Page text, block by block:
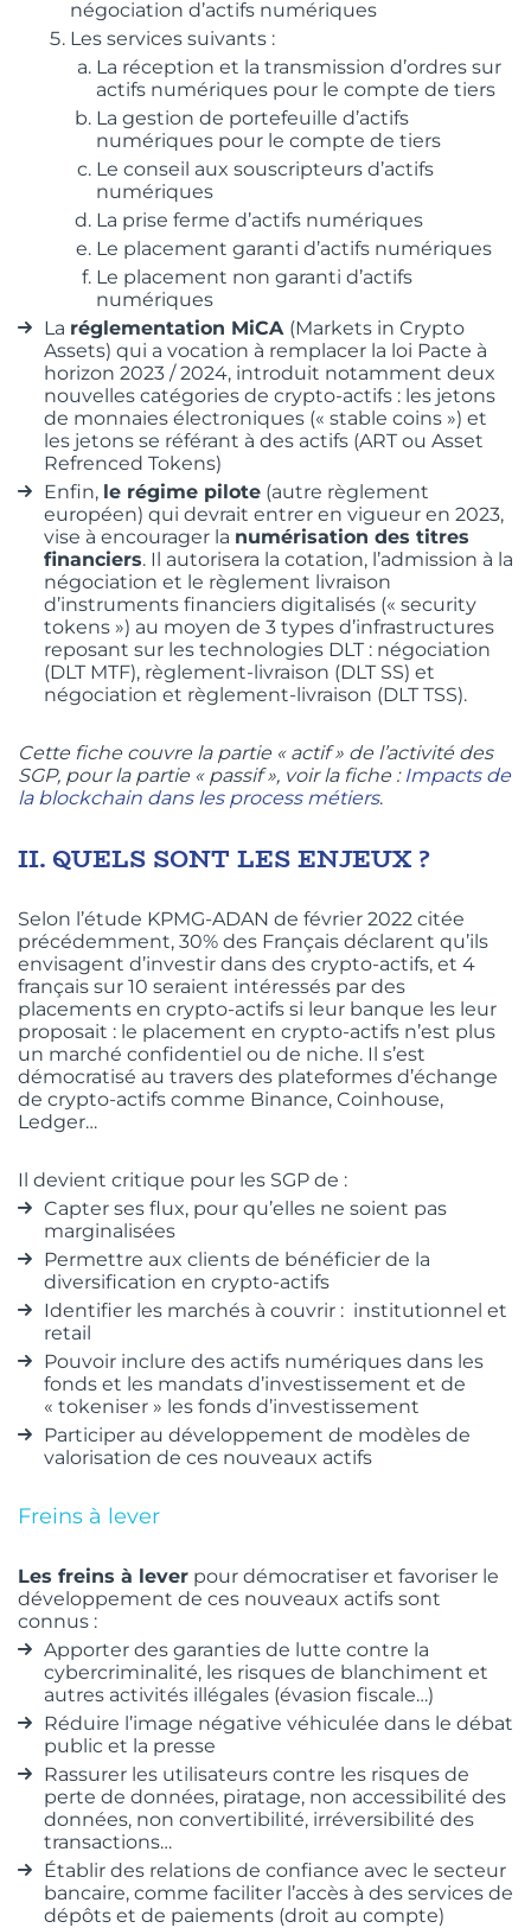
négociation d’actifs numériques
Les services suivants :
La réception et la transmission d’ordres sur
actifs numériques pour le compte de tiers
La gestion de portefeuille d’actifs
numériques pour le compte de tiers
Le conseil aux souscripteurs d’actifs
numériques
La prise ferme d’actifs numériques
Le placement garanti d’actifs numériques
Le placement non garanti d’actifs
numériques
La réglementation MiCA (Markets in Crypto
Assets) qui a vocation à remplacer la loi Pacte à
horizon 2023 / 2024, introduit notamment deux
nouvelles catégories de crypto-actifs : les jetons
de monnaies électroniques (« stable coins ») et
les jetons se référant à des actifs (ART ou Asset
Refrenced Tokens)
Enfin, le régime pilote (autre règlement
européen) qui devrait entrer en vigueur en 2023,
vise à encourager la numérisation des titres
financiers. Il autorisera la cotation, l’admission à la
négociation et le règlement livraison
d’instruments financiers digitalisés (« security
tokens ») au moyen de 3 types d’infrastructures
reposant sur les technologies DLT : négociation
(DLT MTF), règlement-livraison (DLT SS) et
négociation et règlement-livraison (DLT TSS).
Cette fiche couvre la partie « actif » de l’activité des
SGP, pour la partie « passif », voir la fiche : Impacts de
la blockchain dans les process métiers.
II. QUELS SONT LES ENJEUX ?
Selon l’étude KPMG-ADAN de février 2022 citée
précédemment, 30% des Français déclarent qu’ils
envisagent d’investir dans des crypto-actifs, et 4
français sur 10 seraient intéressés par des
placements en crypto-actifs si leur banque les leur
proposait : le placement en crypto-actifs n’est plus
un marché confidentiel ou de niche. Il s’est
démocratisé au travers des plateformes d’échange
de crypto-actifs comme Binance, Coinhouse,
Ledger…
Il devient critique pour les SGP de :
Capter ses flux, pour qu’elles ne soient pas
marginalisées
Permettre aux clients de bénéficier de la
diversification en crypto-actifs
Identifier les marchés à couvrir : institutionnel et
retail
Pouvoir inclure des actifs numériques dans les
fonds et les mandats d’investissement et de
« tokeniser » les fonds d’investissement
Participer au développement de modèles de
valorisation de ces nouveaux actifs
Freins à lever
Les freins à lever pour démocratiser et favoriser le
développement de ces nouveaux actifs sont
connus :
Apporter des garanties de lutte contre la
cybercriminalité, les risques de blanchiment et
autres activités illégales (évasion fiscale…)
Réduire l’image négative véhiculée dans le débat
public et la presse
Rassurer les utilisateurs contre les risques de
perte de données, piratage, non accessibilité des
données, non convertibilité, irréversibilité des
transactions…
Établir des relations de confiance avec le secteur
bancaire, comme faciliter l’accès à des services de
dépôts et de paiements (droit au compte)